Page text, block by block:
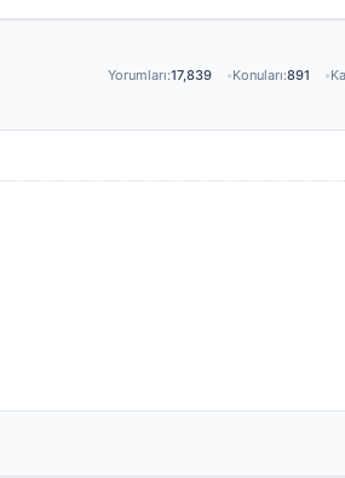
Yorumları:17,839 Konuları:891